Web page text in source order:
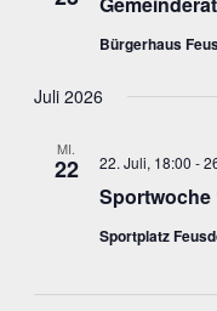
Bürgerhaus
Juli 2026
MI.
22
Sportwoche
22. Juli, 18:00 -
Sportplatz